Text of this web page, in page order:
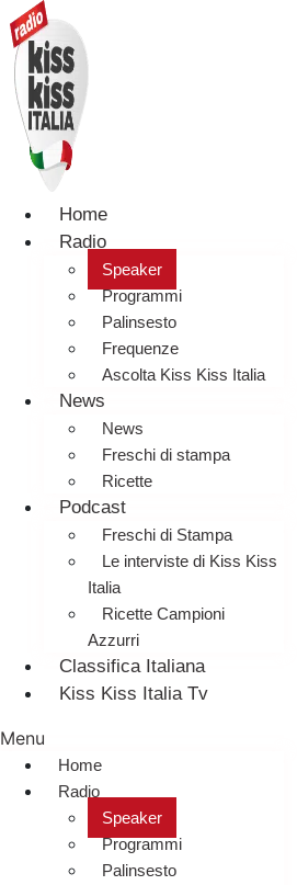
Home
Radio
Speaker
Programmi
Palinsesto
Frequenze
Ascolta Kiss Kiss Italia
News
News
Freschi di stampa
Ricette
Podcast
Freschi di Stampa
Le interviste di Kiss Kiss
Italia
Ricette Campioni
Azzurri
Classifica Italiana
Kiss Kiss Italia Tv
Menu
Home
Radio
Speaker
Programmi
Palinsesto